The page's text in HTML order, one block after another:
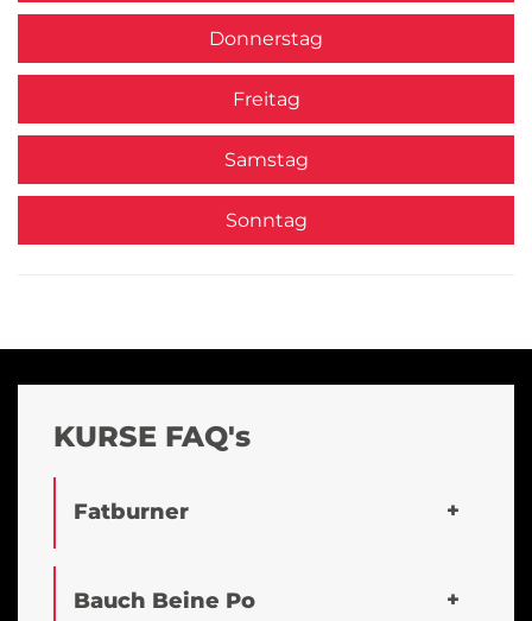
Donnerstag
Freitag
Samstag
Sonntag
KURSE FAQ's
Fatburner
Bauch Beine Po